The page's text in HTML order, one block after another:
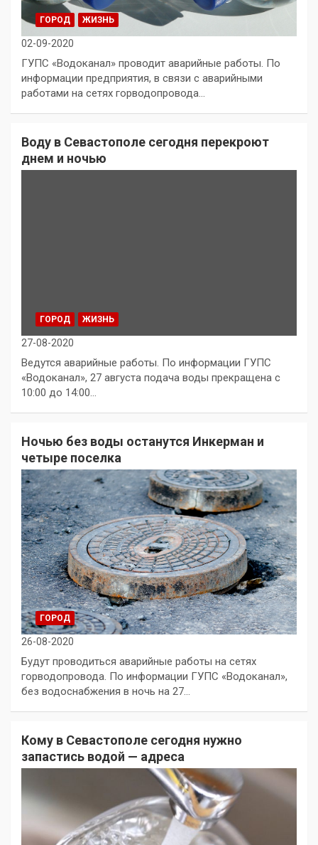
ГОРОД ЖИЗНЬ
02-09-2020
ГУПС «Водоканал» проводит аварийные работы. По
информации предприятия, в связи с аварийными
работами на сетях горводопровода…
Воду в Севастополе сегодня перекроют
днем и ночью
ГОРОД ЖИЗНЬ
27-08-2020
Ведутся аварийные работы. По информации ГУПС
«Водоканал», 27 августа подача воды прекращена с
10:00 до 14:00…
Ночью без воды останутся Инкерман и
четыре поселка
ГОРОД
26-08-2020
Будут проводиться аварийные работы на сетях
горводопровода. По информации ГУПС «Водоканал»,
без водоснабжения в ночь на 27…
Кому в Севастополе сегодня нужно
запастись водой — адреса